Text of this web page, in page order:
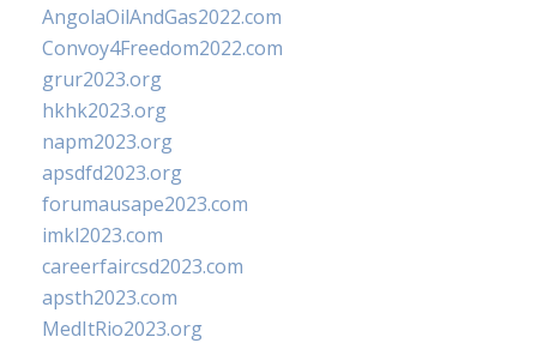
AngolaOilAndGas2022.com
Convoy4Freedom2022.com
grur2023.org
hkhk2023.org
napm2023.org
apsdfd2023.org
forumausape2023.com
imkl2023.com
careerfaircsd2023.com
apsth2023.com
MedItRio2023.org